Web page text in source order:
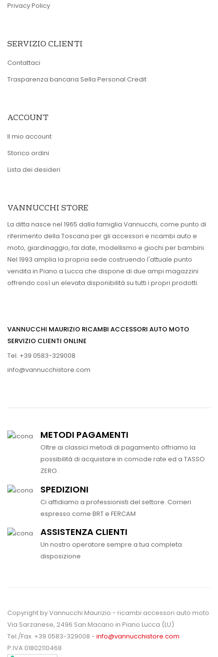
Privacy Policy
SERVIZIO CLIENTI
Contattaci
Trasparenza bancaria Sella Personal Credit
ACCOUNT
Il mio account
Storico ordini
Lista dei desideri
VANNUCCHI STORE
La ditta nasce nel 1965 dalla famiglia Vannucchi, come punto di
riferimento della Toscana per gli accessori e ricambi auto e
moto, giardinaggio, fai date, modellismo e giochi per bambini.
Nel 1993 amplia la propria sede costruendo l'attuale punto
vendita in Piano a Lucca che dispone di due ampi magazzini
offrendo così un elevata disponibilità su tutti i propri prodotti.
VANNUCCHI MAURIZIO RICAMBI ACCESSORI AUTO MOTO
SERVIZIO CLIENTI ONLINE
Tel. +39 0583-329008
info@vannucchistore.com
METODI PAGAMENTI
Oltre ai classici metodi di pagamento offriamo la
possibilità di acquistare in comode rate ed a TASSO
ZERO.
SPEDIZIONI
Ci affidiamo a professionisti del settore. Corrieri
espresso come BRT e FERCAM
ASSISTENZA CLIENTI
Un nostro operatore sempre a tua completa
disposizione
Copyright by Vannucchi Maurizio - ricambi accessori auto moto
Via Sarzanese, 2496 San Macario in Piano Lucca (LU)
Tel./Fax. +39 0583-329008 - info@vannucchistore.com
P.IVA 01802110468